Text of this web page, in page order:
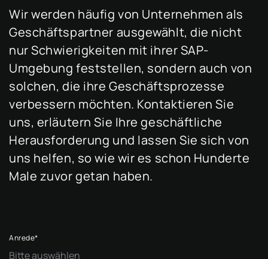
Wir werden häufig von Unternehmen als
Geschäftspartner ausgewählt, die nicht
nur Schwierigkeiten mit ihrer SAP-
Umgebung feststellen, sondern auch von
solchen, die ihre Geschäftsprozesse
verbessern möchten. Kontaktieren Sie
uns, erläutern Sie Ihre geschäftliche
Herausforderung und lassen Sie sich von
uns helfen, so wie wir es schon Hunderte
Male zuvor getan haben.
Anrede*